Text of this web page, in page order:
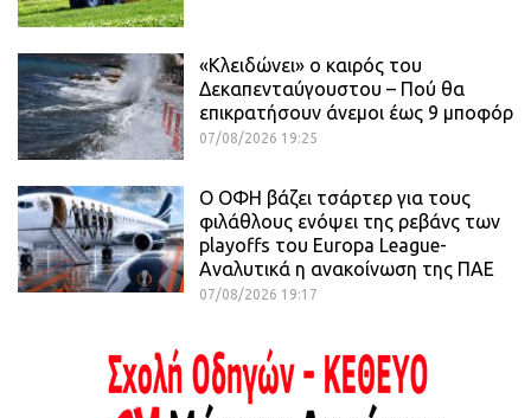
«Κλειδώνει» ο καιρός του
Δεκαπενταύγουστου – Πού θα
επικρατήσουν άνεμοι έως 9 μποφόρ
07/08/2026 19:25
Ο ΟΦΗ βάζει τσάρτερ για τους
φιλάθλους ενόψει της ρεβάνς των
playoffs του Europa League-
Αναλυτικά η ανακοίνωση της ΠΑΕ
07/08/2026 19:17